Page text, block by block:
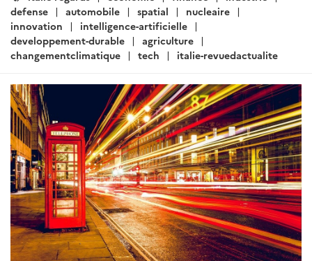
:
defense
automobile spatial
nucleaire
innovation
intelligence-artificielle
developpement-durable
agriculture
changementclimatique
tech italie-revuedactualite